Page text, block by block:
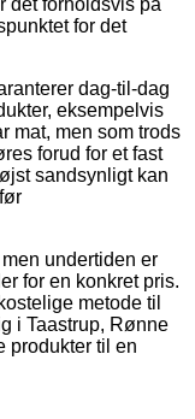
for det
dag-til-dag
eksempelvis
mat, men som trods
forud for et fast
sandsynligt kan
undertiden er
for en konkret pris.
metode til
i Taastrup, Rønne
produkter til en